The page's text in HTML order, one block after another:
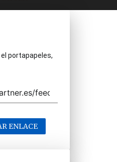
el portapapeles,
ENLACE